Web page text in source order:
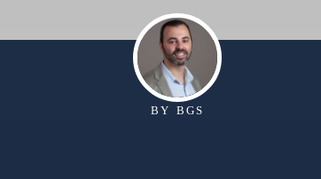
BY BGS